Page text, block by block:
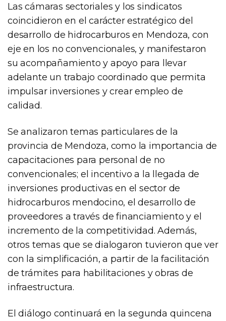
Las cámaras sectoriales y los sindicatos
coincidieron en el carácter estratégico del
desarrollo de hidrocarburos en Mendoza, con
eje en los no convencionales, y manifestaron
su acompañamiento y apoyo para llevar
adelante un trabajo coordinado que permita
impulsar inversiones y crear empleo de
calidad.
Se analizaron temas particulares de la
provincia de Mendoza, como la importancia de
capacitaciones para personal de no
convencionales; el incentivo a la llegada de
inversiones productivas en el sector de
hidrocarburos mendocino, el desarrollo de
proveedores a través de financiamiento y el
incremento de la competitividad. Además,
otros temas que se dialogaron tuvieron que ver
con la simplificación, a partir de la facilitación
de trámites para habilitaciones y obras de
infraestructura.
El diálogo continuará en la segunda quincena